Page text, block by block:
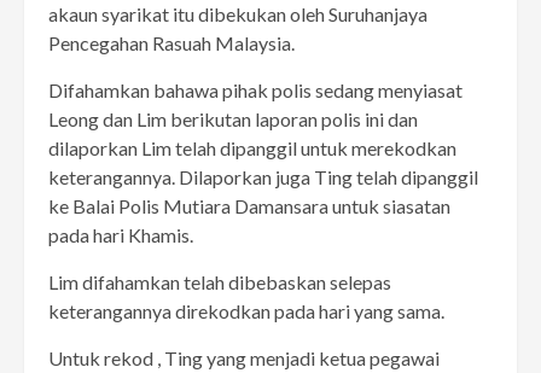
akaun syarikat itu dibekukan oleh Suruhanjaya
Pencegahan Rasuah Malaysia.
Difahamkan bahawa pihak polis sedang menyiasat
Leong dan Lim berikutan laporan polis ini dan
dilaporkan Lim telah dipanggil untuk merekodkan
keterangannya. Dilaporkan juga Ting telah dipanggil
ke Balai Polis Mutiara Damansara untuk siasatan
pada hari Khamis.
Lim difahamkan telah dibebaskan selepas
keterangannya direkodkan pada hari yang sama.
Untuk rekod , Ting yang menjadi ketua pegawai